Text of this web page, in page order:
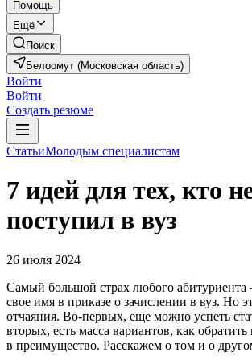
Помощь
Ещё
Поиск
Белоомут (Московская область)
Войти
Войти
Создать резюме
СтатьиМолодым специалистам
7 идей для тех, кто
поступил в вуз
26 июля 2024
Самый большой страх любого
свое имя в приказе о зачислении в вуз. Но
отчаяния. Во-первых, еще можно успеть
вторых, есть масса вариантов, как обратить
в преимущество. Расскажем о том и о